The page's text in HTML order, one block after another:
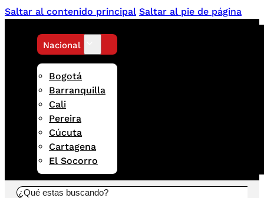
Saltar al contenido principal Saltar al pie de página
Nacional
Bogotá
Barranquilla
Cali
Pereira
Cúcuta
Cartagena
El Socorro
Buscar